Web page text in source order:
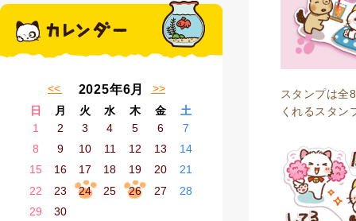
2025年6月
日 月 火 水 木 金 土
« 5月 7月 »
1 2 3 4 5 6
7
8
9 10 11 12 13
14
15
16 17 18 19 20
21
22
23 24 25 26 27
28
29
30
スタンプは全
くれるスタン